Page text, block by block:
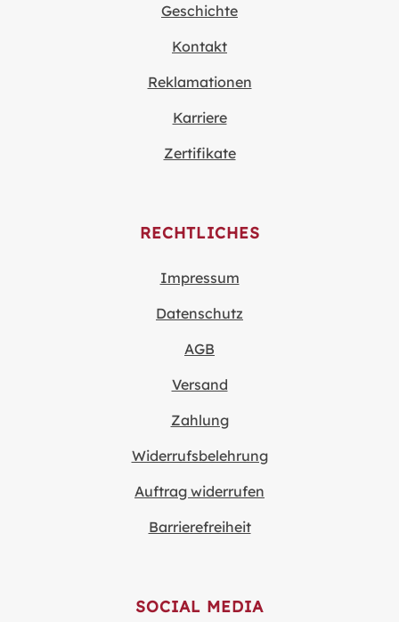
Geschichte
Kontakt
Reklamationen
Karriere
Zertifikate
RECHTLICHES
Impressum
Datenschutz
AGB
Versand
Zahlung
Widerrufsbelehrung
Auftrag widerrufen
Barrierefreiheit
SOCIAL MEDIA